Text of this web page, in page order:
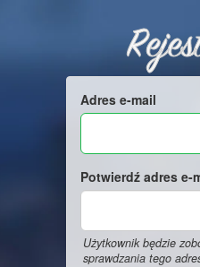
Adres e-mail
Potwierdź adres e-
Użytkownik będzie
sprawdzania tego